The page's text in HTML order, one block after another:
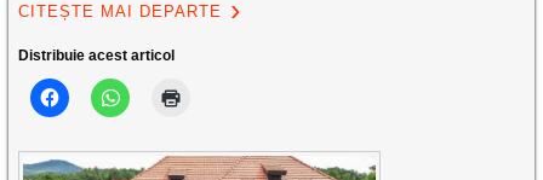
CITEȘTE MAI DEPARTE
Distribuie acest articol